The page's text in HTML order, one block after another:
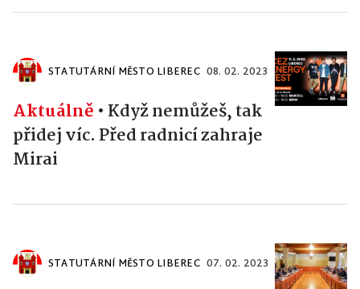
STATUTÁRNÍ MĚSTO LIBEREC 08. 02. 2023
Aktuálně • Když nemůžeš, tak
přidej víc. Před radnicí zahraje
Mirai
STATUTÁRNÍ MĚSTO LIBEREC 07. 02. 2023